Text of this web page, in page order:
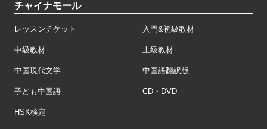
チャイナモール
レッスンチケット 入門&初級教材
中級教材 上級教材
中国現代文学 中国語翻訳版
子ども中国語 CD・DVD
HSK検定